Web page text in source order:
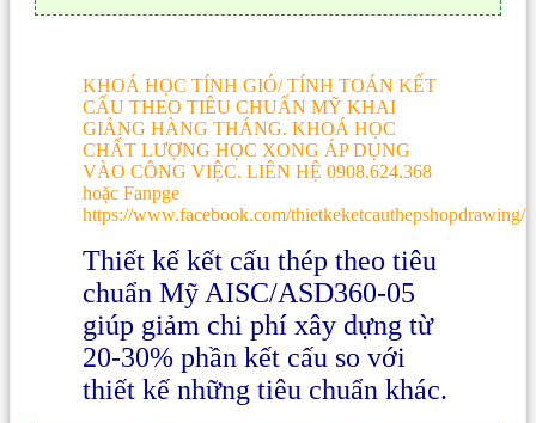
KHOÁ HỌC TÍNH GIÓ/ TÍNH TOÁN KẾT
CẤU THEO TIÊU CHUẨN MỸ KHAI
GIẢNG HÀNG THÁNG. KHOÁ HỌC
CHẤT LƯỢNG HỌC XONG ÁP DỤNG
VÀO CÔNG VIỆC. LIÊN HỆ 0908.624.368
hoặc Fanpge
https://www.facebook.com/thietkeketcauthepshopdrawing/
Thiết kế kết cấu thép theo tiêu
chuẩn Mỹ AISC/ASD360-05
giúp giảm chi phí xây dựng từ
20-30% phần kết cấu so với
thiết kế những tiêu chuẩn khác.